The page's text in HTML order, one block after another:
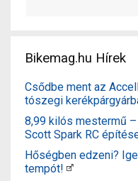
Bikemag.hu Hírek
Csődbe ment az
tószegi
8,99 kilós mestermű
Scott Spark RC
Hőségben edzeni?
tempót!